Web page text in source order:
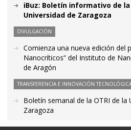
iBuz: Boletín informativo de
Universidad de Zaragoza
DIVULGACIÓN
Comienza una nueva edición del
Nanocríticos” del Instituto de
de Aragón
TRANSFERENCIA E INNOVACIÓN
Boletín semanal de la OTRI de la
Zaragoza